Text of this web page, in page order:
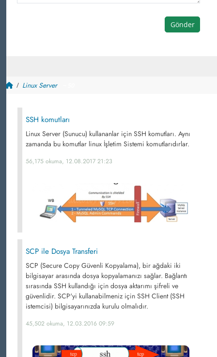
Gönder
Linux Server
SSH komutları
Linux Server (Sunucu) kullananlar için SSH komutları. Aynı
zamanda bu komutlar linux İşletim Sistemi komutlarıdırlar.
56,175 okuma, 12.08.2017 21:23
SCP ile Dosya Transferi
SCP (Secure Copy Güvenli Kopyalama), bir ağdaki iki
bilgisayar arasında dosya kopyalamanızı sağlar. Bağlantı
sırasında SSH kullandığı için dosya aktarımı şifreli ve
güvenlidir. SCP'yi kullanabilmeniz için SSH Client (SSH
istemcisi) bilgisayarınızda kurulu olmalıdır.
45,502 okuma, 12.03.2016 09:59